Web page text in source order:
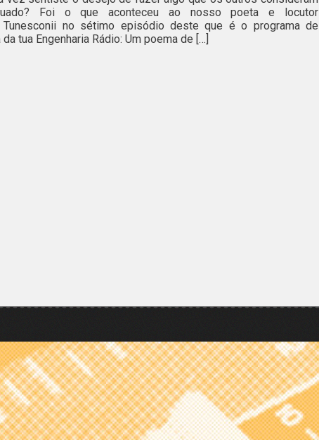
Foi o que aconteceu ao nosso poeta e locutor
Tunesconii no sétimo episódio deste que é o programa de
tua Engenharia Rádio: Um poema de […]